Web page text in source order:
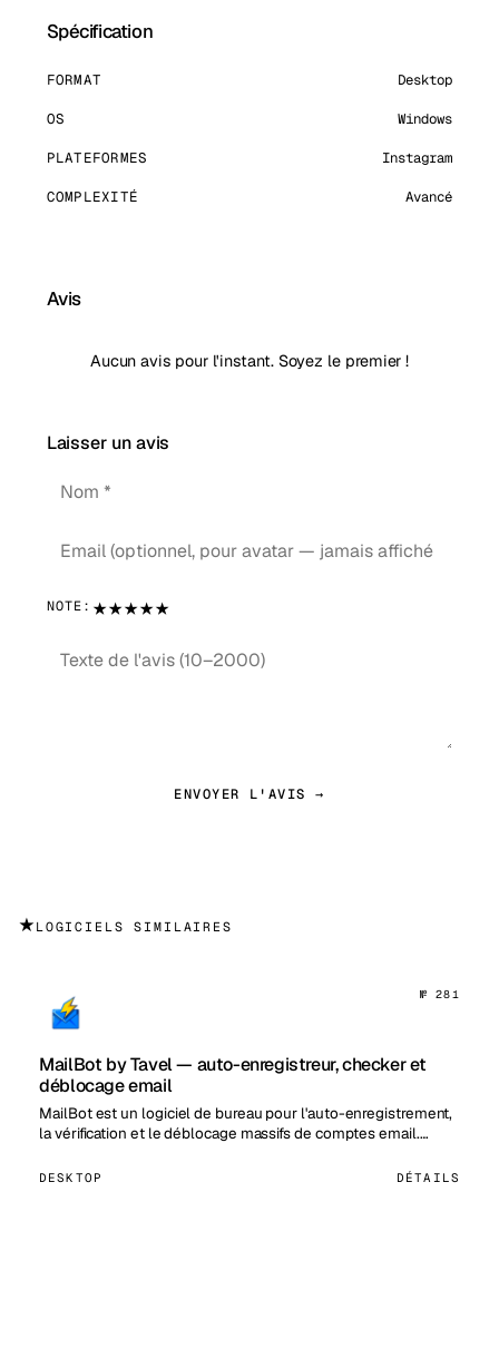
Spécification
FORMAT Desktop
OS Windows
PLATEFORMES Instagram
COMPLEXITÉ Avancé
Avis
Aucun avis pour l'instant. Soyez le premier !
Laisser un avis
NOTE: ★★★★★
ENVOYER L'AVIS →
★ LOGICIELS SIMILAIRES
№ 281
MailBot by Tavel — auto-enregistreur, checker et
déblocage email
MailBot est un logiciel de bureau pour l'auto-enregistrement,
la vérification et le déblocage massifs de comptes email.…
DESKTOP DÉTAILS